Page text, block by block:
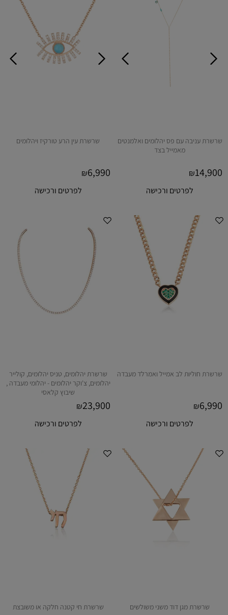
שרשרת עניבה עם פס יהלומים ואלמנטים
מאמייל בצד
₪14,900
לפרטים ורכישה
שרשרת עין הרע טורקיז ויהלומים
₪6,990
לפרטים ורכישה
שרשרת חוליות לב אמייל ואמרלד מעבדה
₪6,990
לפרטים ורכישה
שרשרת יהלומים, טניס יהלומים, קולייר
יהלומים, צ'וקר יהלומים - יהלומי מעבדה ,
שיבוץ קלאסי
₪23,900
לפרטים ורכישה
שרשרת מגן דוד משני משולשים שרשרת חי קטנה חלקה או משובצת